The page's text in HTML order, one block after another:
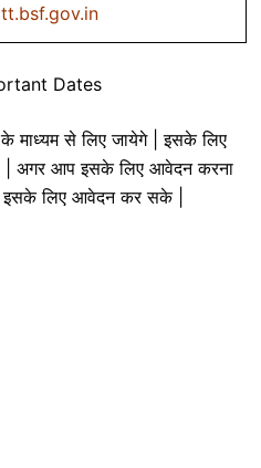
Dates
से लिए जायेगे | इसके लिए
है | अगर आप इसके लिए आवेदन करना
इसके लिए आवेदन कर सके |